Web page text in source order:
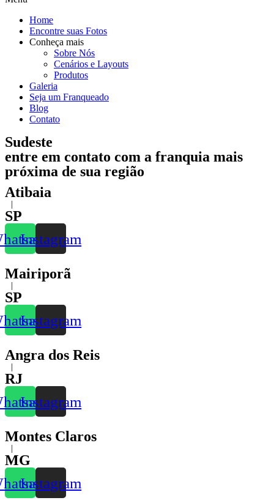
Home
Encontre suas Fotos
Conheça mais
Sobre Nós
Cenários e Layouts
Produtos
Galeria
Seja um Franqueado
Blog
Contato
Sudeste
entre em contato com a franquia mais
próxima de sua região
Atibaia
|
SP
Instagram
Mairiporã
|
SP
Instagram
Angra dos Reis
|
RJ
Instagram
Montes Claros
|
MG
Instagram